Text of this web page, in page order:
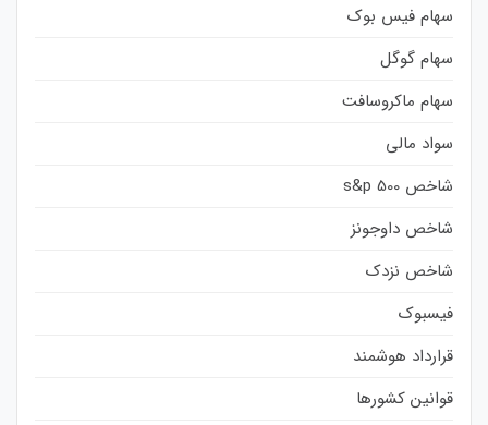
سهام فیس بوک
سهام گوگل
سهام ماکروسافت
سواد مالی
شاخص s&p 500
شاخص داوجونز
شاخص نزدک
فیسبوک
قرارداد هوشمند
قوانین کشورها